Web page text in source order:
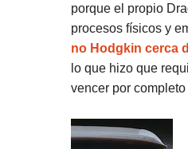
porque el propio
procesos físicos y
no Hodgkin cerca
lo que hizo que
vencer por